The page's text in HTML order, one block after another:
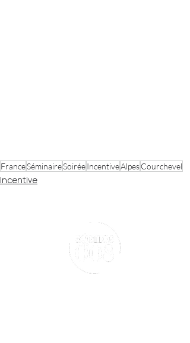
FranceSéminaireSoiréeIncentiveAlpesCourchevel
Incentive